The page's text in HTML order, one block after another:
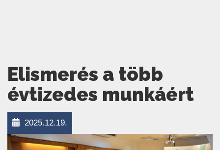
Elismerés a több
évtizedes munkáért
2025.12.19.